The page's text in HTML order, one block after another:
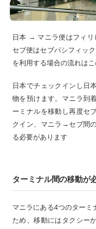
日本 → マニラ便はフィ
セブ便はセブパシフィッ
を利用する場合の流れは
日本でチェックインし日
物を預けます。マニラ到
ーミナルを移動し再度セ
クイン、マニラ→セブ間
る必要があります
ターミナル間の移動が
マニラにある4つのターミ
ため、移動にはタクシー